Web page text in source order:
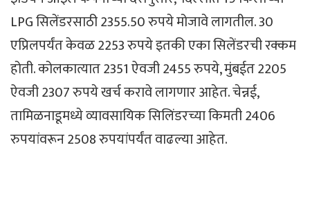
LPG सिलेंडरसाठी 2355.50 रुपये मोजावे लागतील. 30
एप्रिलपर्यंत केवळ 2253 रुपये इतकी एका सिलेंडरची रक्कम
होती. कोलकात्यात 2351 ऐवजी 2455 रुपये, मुंबईत 2205
ऐवजी 2307 रुपये खर्च करावे लागणार आहेत. चेन्नई,
तामिळनाडूमध्ये व्यावसायिक सिलिंडरच्या किमती 2406
रुपयांवरून 2508 रुपयांपर्यंत वाढल्या आहेत.